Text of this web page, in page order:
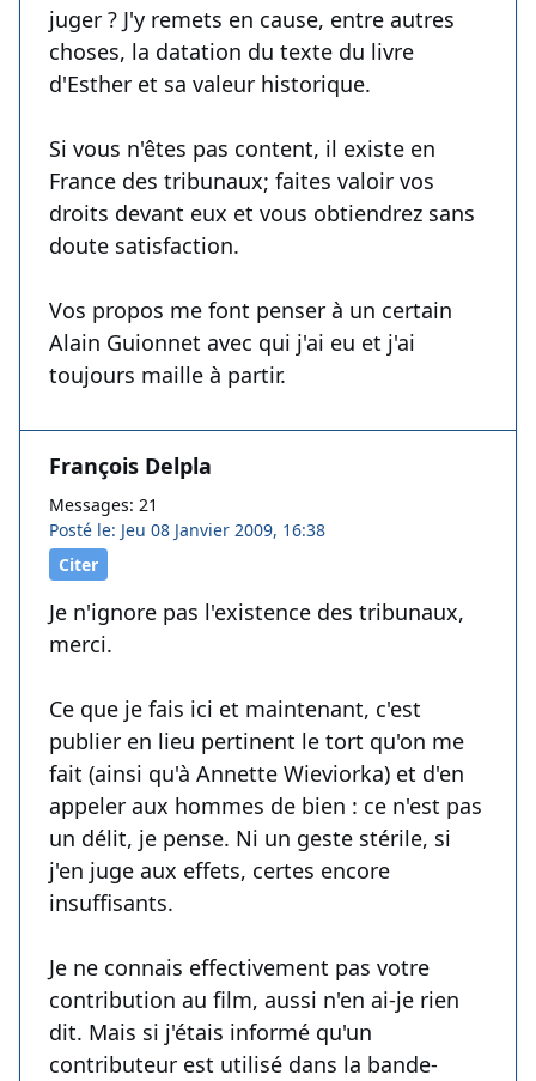
juger ? J'y remets en cause, entre autres
choses, la datation du texte du livre
d'Esther et sa valeur historique.
Si vous n'êtes pas content, il existe en
France des tribunaux; faites valoir vos
droits devant eux et vous obtiendrez sans
doute satisfaction.
Vos propos me font penser à un certain
Alain Guionnet avec qui j'ai eu et j'ai
toujours maille à partir.
François Delpla
Messages: 21
Posté le: Jeu 08 Janvier 2009, 16:38
Citer
Je n'ignore pas l'existence des tribunaux,
merci.
Ce que je fais ici et maintenant, c'est
publier en lieu pertinent le tort qu'on me
fait (ainsi qu'à Annette Wieviorka) et d'en
appeler aux hommes de bien : ce n'est pas
un délit, je pense. Ni un geste stérile, si
j'en juge aux effets, certes encore
insuffisants.
Je ne connais effectivement pas votre
contribution au film, aussi n'en ai-je rien
dit. Mais si j'étais informé qu'un
contributeur est utilisé dans la bande-